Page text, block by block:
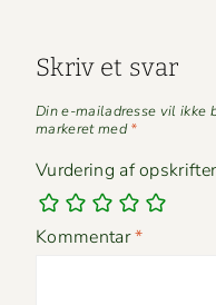
Skriv et svar
Din e-mailadresse vil ikke
markeret med*
Vurdering af
Kommentar*